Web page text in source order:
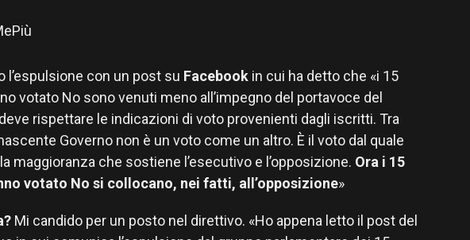
l’espulsione con un post su Facebook in cui ha detto che «i 15
votato No sono venuti meno all’impegno del portavoce del
rispettare le indicazioni di voto provenienti dagli iscritti. Tra
Governo non è un voto come un altro. È il voto dal quale
maggioranza che sostiene l’esecutivo e l’opposizione. Ora i 15
votato No si collocano, nei fatti, all’opposizione»
Mi candido per un posto nel direttivo. «Ho appena letto il post del